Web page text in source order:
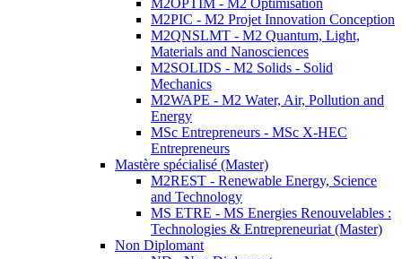
M2OPTIM - M2 Optimisation
M2PIC - M2 Projet Innovation Conception
M2QNSLMT - M2 Quantum, Light,
Materials and Nanosciences
M2SOLIDS - M2 Solids - Solid
Mechanics
M2WAPE - M2 Water, Air, Pollution and
Energy
MSc Entrepreneurs - MSc X-HEC
Entrepreneurs
Mastère spécialisé (Master)
M2REST - Renewable Energy, Science
and Technology
MS ETRE - MS Energies Renouvelables :
Technologies & Entrepreneuriat (Master)
Non Diplomant